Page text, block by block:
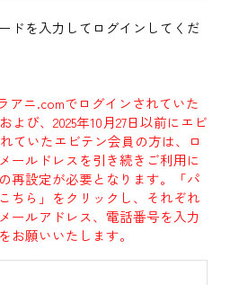
ドを入力してログインしてくだ
アニ.comでログインされていた
よび、2025年10月27日以前にエビ
ていたエビテン会員の方は、ロ
ールドレスを引き続きご利用に
再設定が必要となります。「パ
ちら」をクリックし、それぞれ
ールアドレス、電話番号を入力
お願いいたします。